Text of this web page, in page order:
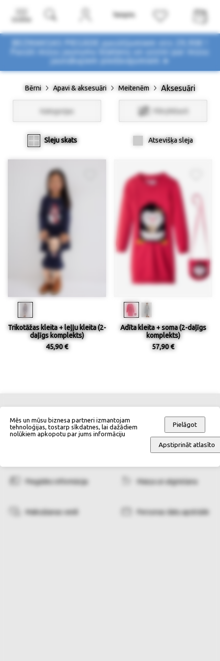
BEZMAKSAS PIEGĀDE pasūtījumiem virs 29,90€ !
Pasūti mūsu jaunumu biļetenu un uzzini par mūsu
Bērni Apavi & aksesuāri Meitenēm Aksesuāri
Kategorijas Filtri/Atlasīt
Sleju skats Atsevišķa sleja
Trikotāžas kleita + leļļu kleita (2-
daļīgs komplekts)
45,90 €
Adīta kleita + soma (2-daļīgs
komplekts)
57,90 €
Kontakti Izmēru tabulas
Pasūtīšanas noteikumi
Piegādes informācija Maiņa un atgriešana
Maksāšanas veidi Personas datu apstrāde
Mēs un mūsu biznesa partneri izmantojam
tehnoloģijas, tostarp sīkdatnes, lai dažādiem
nolūkiem apkopotu par jums informāciju
Pielāgot
Apstiprināt atlasīto